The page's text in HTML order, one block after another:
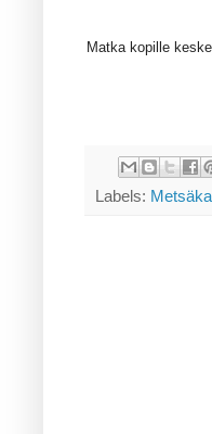
Matka kopille
Labels: